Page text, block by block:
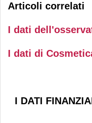
Articoli correlati
I dati
I dati di
I DATI